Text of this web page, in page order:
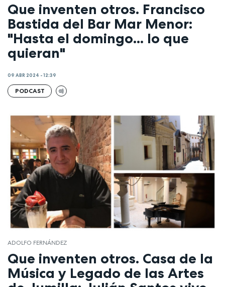
Que inventen otros. Francisco
Bastida del Bar Mar Menor:
"Hasta el domingo... lo que
quieran"
09 ABR 2024 - 12:39
PODCAST
ADOLFO FERNÁNDEZ
Que inventen otros. Casa de la
Música y Legado de las Artes